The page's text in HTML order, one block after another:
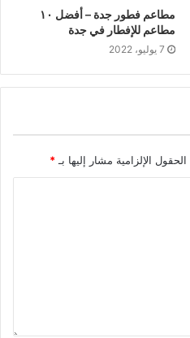
مطاعم فطور جدة – أفضل ١٠
مطاعم للإفطار في جدة
7 يوليو، 2022
الحقول الإلزامية مشار إليها بـ *